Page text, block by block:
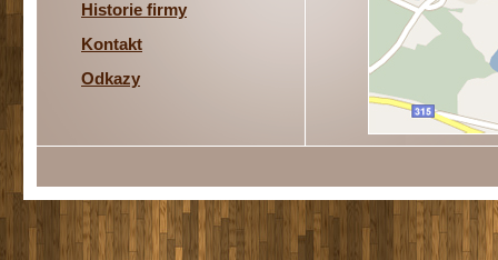
Historie firmy
Kontakt
Odkazy